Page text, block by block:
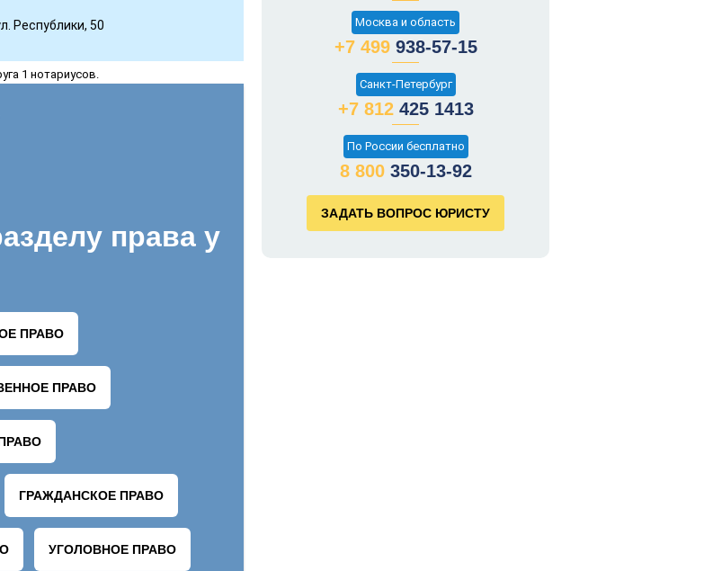
Республики, 50
1 нотариусов.
Москва и область
+7 499938-57-15
Санкт-Петербург
+7 812425 1413
По России бесплатно
8 800350-13-92